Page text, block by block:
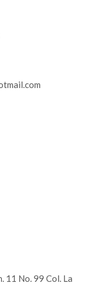
11 No. 99 Col. La